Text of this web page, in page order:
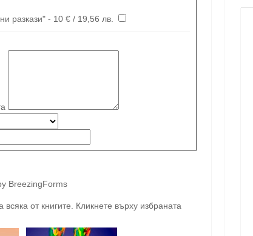
разкази" - 10 € / 19,56 лв.
BreezingForms
от книгите. Кликнете върху избраната